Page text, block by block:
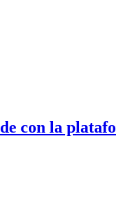
con la